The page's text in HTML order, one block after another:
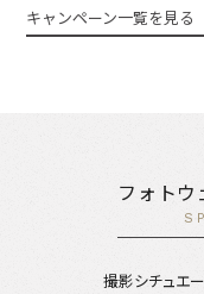
キャンペーン一覧を見る
フォト
撮影シチュエ